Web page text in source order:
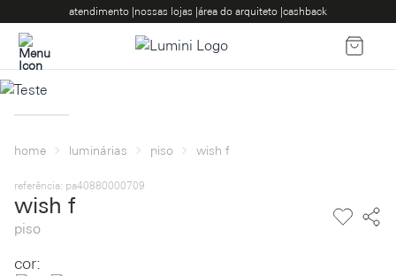
atendimento |nossas lojas |área do arquiteto |cashback
home luminárias piso wish f
referência: pa40880000709
wish f
piso
cor: